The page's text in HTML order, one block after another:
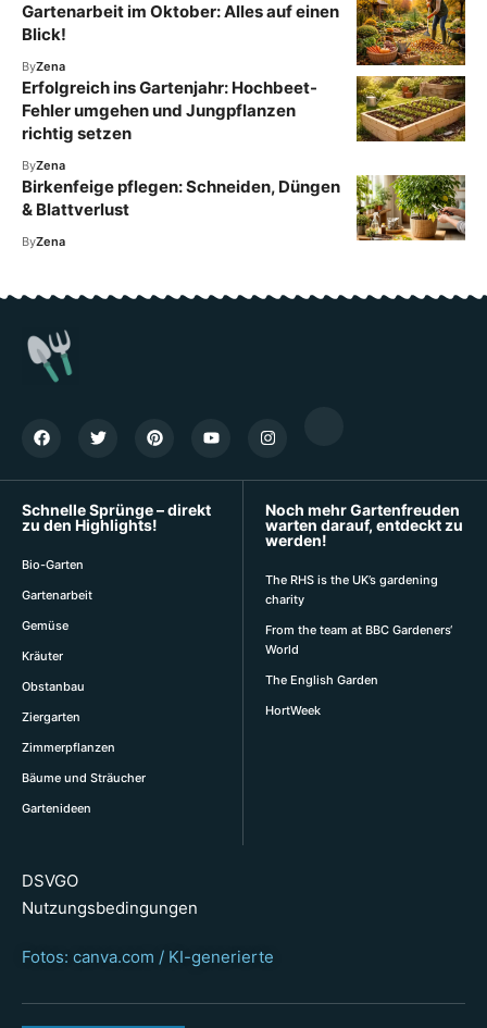
Gartenarbeit im Oktober: Alles auf einen
Blick!
ByZena
Erfolgreich ins Gartenjahr: Hochbeet-
Fehler umgehen und Jungpflanzen
richtig setzen
ByZena
Birkenfeige pflegen: Schneiden, Düngen
& Blattverlust
ByZena
Schnelle Sprünge – direkt
zu den Highlights!
Bio-Garten
Gartenarbeit
Gemüse
Kräuter
Obstanbau
Ziergarten
Zimmerpflanzen
Bäume und Sträucher
Gartenideen
Noch mehr Gartenfreuden
warten darauf, entdeckt zu
werden!
The RHS is the UK’s gardening
charity
From the team at BBC Gardeners‘
World
The English Garden
HortWeek
DSVGO
Nutzungsbedingungen
Fotos: canva.com / KI-generierte